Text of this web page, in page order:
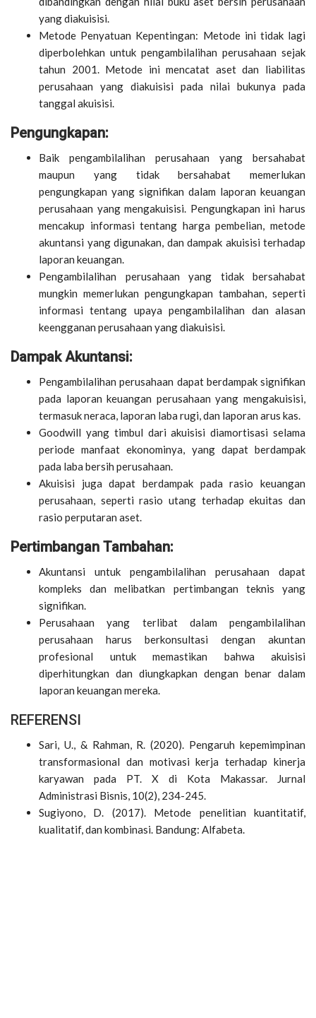
yang diakuisisi.
Metode Penyatuan Kepentingan: Metode ini tidak lagi
diperbolehkan untuk pengambilalihan perusahaan sejak
tahun 2001. Metode ini mencatat aset dan liabilitas
perusahaan yang diakuisisi pada nilai bukunya pada
tanggal akuisisi.
Pengungkapan:
Baik pengambilalihan perusahaan yang bersahabat
maupun yang tidak bersahabat memerlukan
pengungkapan yang signifikan dalam laporan keuangan
perusahaan yang mengakuisisi. Pengungkapan ini harus
mencakup informasi tentang harga pembelian, metode
akuntansi yang digunakan, dan dampak akuisisi terhadap
laporan keuangan.
Pengambilalihan perusahaan yang tidak bersahabat
mungkin memerlukan pengungkapan tambahan, seperti
informasi tentang upaya pengambilalihan dan alasan
keengganan perusahaan yang diakuisisi.
Dampak Akuntansi:
Pengambilalihan perusahaan dapat berdampak signifikan
pada laporan keuangan perusahaan yang mengakuisisi,
termasuk neraca, laporan laba rugi, dan laporan arus kas.
Goodwill yang timbul dari akuisisi diamortisasi selama
periode manfaat ekonominya, yang dapat berdampak
pada laba bersih perusahaan.
Akuisisi juga dapat berdampak pada rasio keuangan
perusahaan, seperti rasio utang terhadap ekuitas dan
rasio perputaran aset.
Pertimbangan Tambahan:
Akuntansi untuk pengambilalihan perusahaan dapat
kompleks dan melibatkan pertimbangan teknis yang
signifikan.
Perusahaan yang terlibat dalam pengambilalihan
perusahaan harus berkonsultasi dengan akuntan
profesional untuk memastikan bahwa akuisisi
diperhitungkan dan diungkapkan dengan benar dalam
laporan keuangan mereka.
REFERENSI
Sari, U., & Rahman, R. (2020). Pengaruh kepemimpinan
transformasional dan motivasi kerja terhadap kinerja
karyawan pada PT. X di Kota Makassar. Jurnal
Administrasi Bisnis, 10(2), 234-245.
Sugiyono, D. (2017). Metode penelitian kuantitatif,
kualitatif, dan kombinasi. Bandung: Alfabeta.